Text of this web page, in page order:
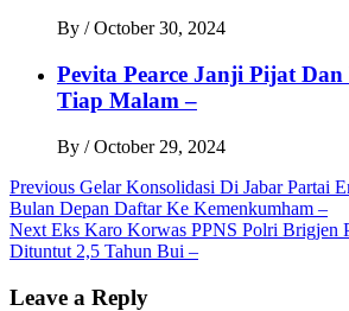
By / October 30, 2024
Pevita Pearce Janji Pijat
Tiap Malam –
By / October 29, 2024
Post
navigation
Previous Gelar Konsolidasi Di Jabar Partai
Bulan Depan Daftar Ke Kemenkumham –
Next Eks Karo Korwas PPNS Polri Brigjen
Dituntut 2,5 Tahun Bui –
Leave a Reply